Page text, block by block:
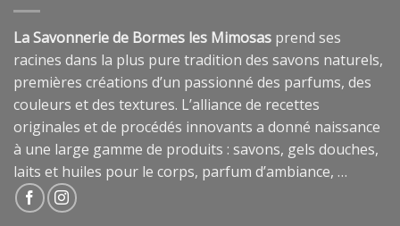
La Savonnerie de Bormes les Mimosas prend ses
racines dans la plus pure tradition des savons naturels,
premières créations d’un passionné des parfums, des
couleurs et des textures. L’alliance de recettes
originales et de procédés innovants a donné naissance
à une large gamme de produits : savons, gels douches,
laits et huiles pour le corps, parfum d’ambiance, …